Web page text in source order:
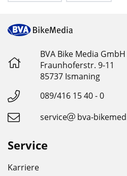
BVA Bike Media GmbH
Fraunhoferstr. 9-11
85737 Ismaning
089/416 15 40 - 0
service
bva-
Service
Karriere